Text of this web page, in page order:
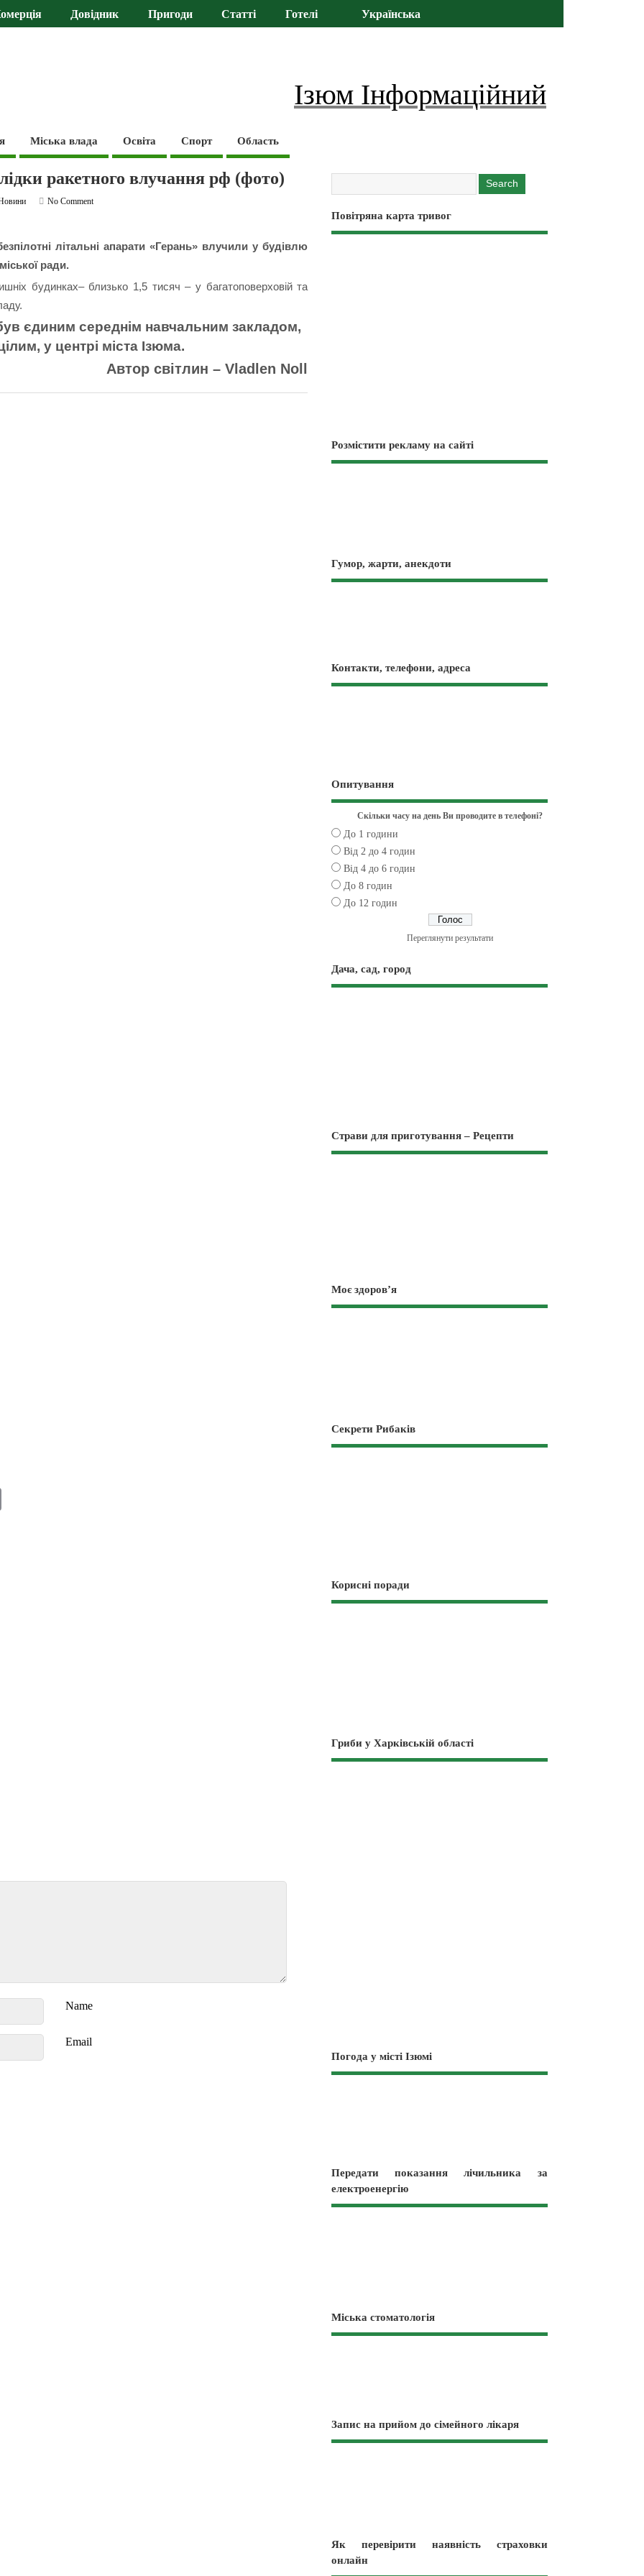
Довідник Пригоди Статті Готелі Українська
Ізюм Інформаційний
Міська влада Освіта Спорт Область
ракетного влучання рф (фото)
No Comment
літальні апарати «Герань» влучили у будівлю
ради.
будинках– близько 1,5 тисяч – у багатоповерховій та
єдиним середнім навчальним закладом,
у центрі міста Ізюма.
Автор світлин – Vladlen Noll
Name
Email
Повітряна карта тривог
Розмістити рекламу на сайті
Гумор, жарти, анекдоти
Контакти, телефони, адреса
Опитування
Скільки часу на день Ви проводите в телефоні?
До 1 години
Від 2 до 4 годин
Від 4 до 6 годин
До 8 годин
До 12 годин
Переглянути результати
Дача, сад, город
Страви для приготування – Рецепти
Моє здоров’я
Секрети Рибаків
Корисні поради
Гриби у Харківській області
Погода у місті Ізюмі
Передати показання лічильника за
електроенергію
Міська стоматологія
Запис на прийом до сімейного лікаря
Як перевірити наявність страховки
онлайн